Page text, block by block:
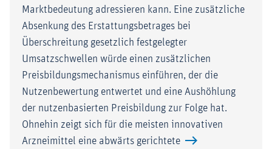
Marktbedeutung adressieren kann. Eine zusätzliche
Absenkung des Erstattungsbetrages bei
Überschreitung gesetzlich festgelegter
Umsatzschwellen würde einen zusätzlichen
Preisbildungsmechanismus einführen, der die
Nutzenbewertung entwertet und eine Aushöhlung
der nutzenbasierten Preisbildung zur Folge hat.
Ohnehin zeigt sich für die meisten innovativen
Arzneimittel eine abwärts gerichtete